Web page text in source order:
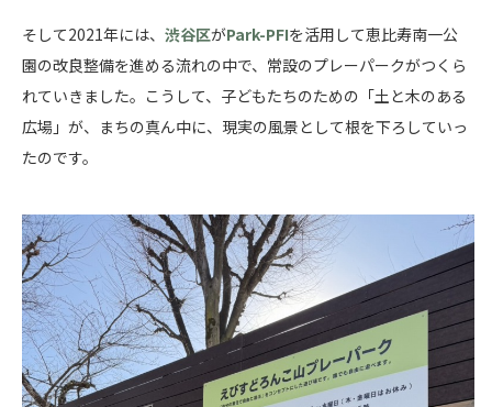
そして2021年には、 渋谷区がPark-PFIを活用して恵比寿南一公
園の改良整備を進める流れの中で、常設のプレーパークがつくら
れていきました。こうして、子どもたちのための「土と木のある
広場」が、まちの真ん中に、現実の風景として根を下ろしていっ
たのです。